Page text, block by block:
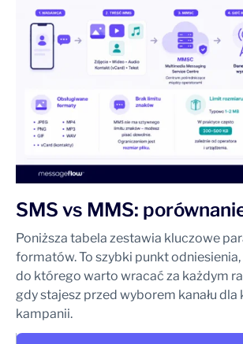
SMS vs MMS:
Poniższa tabela zestawia kluczowe
formatów. To szybki punkt odniesienia,
do którego warto wracać za każdym
gdy stajesz przed wyborem kanału dla
kampanii.